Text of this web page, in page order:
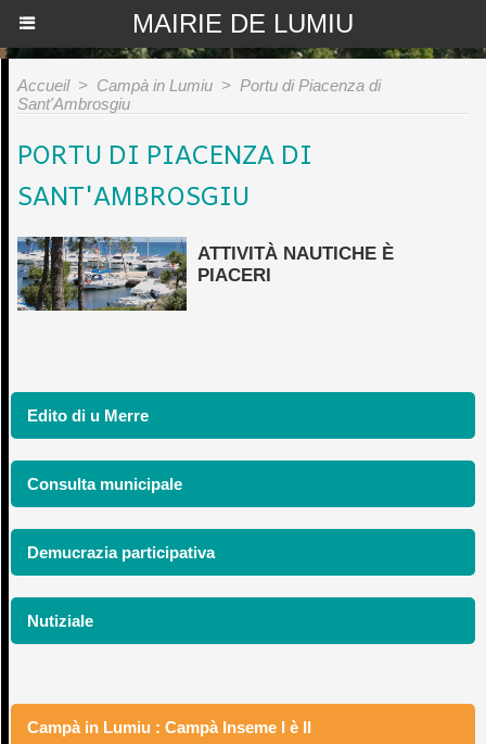
MAIRIE DE LUMIU
Edito di u Merre
Consulta municipale
Demucrazia participativa
Nutiziale
Campà in Lumiu : Campà Inseme I è II
Accueil > Campà in Lumiu > Portu di Piacenza di
Sant'Ambrosgiu
PORTU DI PIACENZA DI
SANT'AMBROSGIU
ATTIVITÀ NAUTICHE È
PIACERI